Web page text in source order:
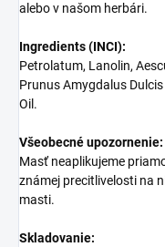
alebo v našom herbári.
Ingredients (INCI):
Petrolatum, Lanolin,
Prunus Amygdalus
Oil.
Všeobecné upozornenie:
Masť neaplikujeme
známej precitlivelosti na
masti.
Skladovanie: